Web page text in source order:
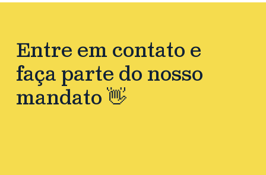
Entre em contato e
faça parte do nosso
mandato 👋